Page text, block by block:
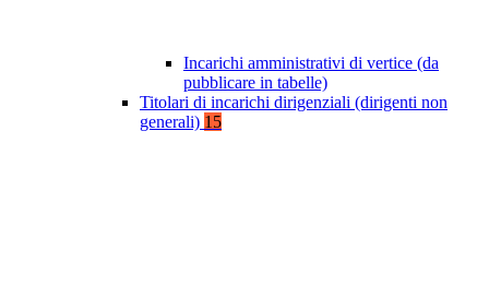
Incarichi amministrativi di vertice (da
pubblicare in tabelle)
Titolari di incarichi dirigenziali (dirigenti non
generali) 15